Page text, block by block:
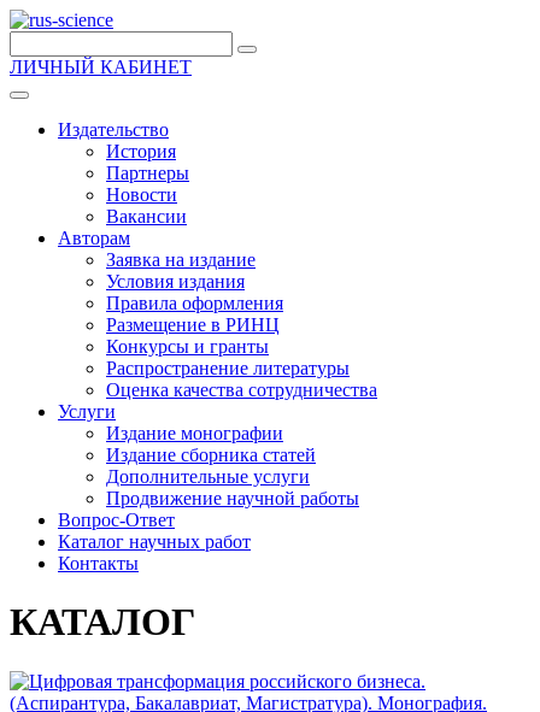
ЛИЧНЫЙ КАБИНЕТ
Издательство
История
Партнеры
Новости
Вакансии
Авторам
Заявка на издание
Условия издания
Правила оформления
Размещение в РИНЦ
Конкурсы и гранты
Распространение литературы
Оценка качества сотрудничества
Услуги
Издание монографии
Издание сборника статей
Дополнительные услуги
Продвижение научной работы
Вопрос-Ответ
Каталог научных работ
Контакты
КАТАЛОГ